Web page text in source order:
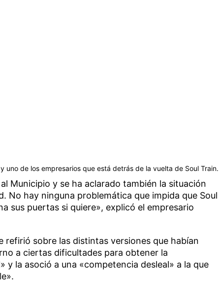
uno de los empresarios que está detrás de la vuelta de Soul Train.
Municipio y se ha aclarado también la situación
No hay ninguna problemática que impida que Soul
sus puertas si quiere», explicó el empresario
refirió sobre las distintas versiones que habían
a ciertas dificultades para obtener la
y la asoció a una «competencia desleal» a la que